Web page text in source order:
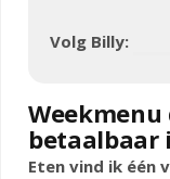
Volg Billy:
betaalbaar
Eten vind ik één